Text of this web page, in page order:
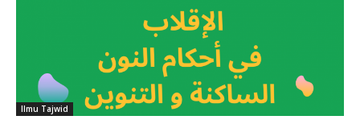
Ilmu Tajwid